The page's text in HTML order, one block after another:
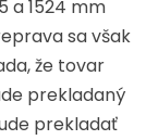
a 1524 mm
sa však
že tovar
prekladaný
prekladať